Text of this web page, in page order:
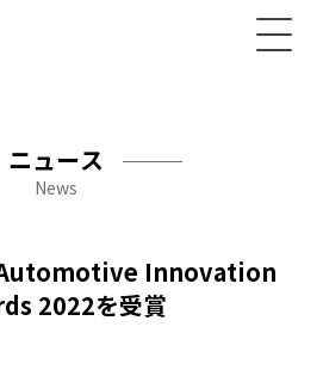
ニュース
News
Innovation
2022を受賞